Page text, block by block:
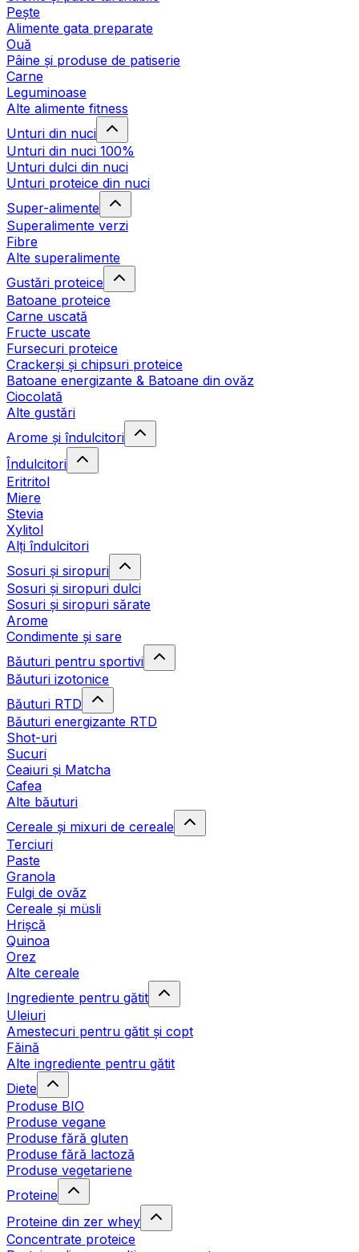
Pește
Alimente gata preparate
Ouă
Pâine și produse de patiserie
Carne
Leguminoase
Alte alimente fitness
Unturi din nuci
Unturi din nuci 100%
Unturi dulci din nuci
Unturi proteice din nuci
Super-alimente
Superalimente verzi
Fibre
Alte superalimente
Gustări proteice
Batoane proteice
Carne uscată
Fructe uscate
Fursecuri proteice
Crackerși și chipsuri proteice
Batoane energizante & Batoane din ovăz
Ciocolată
Alte gustări
Arome și îndulcitori
Îndulcitori
Eritritol
Miere
Stevia
Xylitol
Alți îndulcitori
Sosuri și siropuri
Sosuri și siropuri dulci
Sosuri și siropuri sărate
Arome
Condimente și sare
Băuturi pentru sportivi
Băuturi izotonice
Băuturi RTD
Băuturi energizante RTD
Shot-uri
Sucuri
Ceaiuri și Matcha
Cafea
Alte băuturi
Cereale și mixuri de cereale
Terciuri
Paste
Granola
Fulgi de ovăz
Cereale și müsli
Hrișcă
Quinoa
Orez
Alte cereale
Ingrediente pentru gătit
Uleiuri
Amestecuri pentru gătit și copt
Făină
Alte ingrediente pentru gătit
Diete
Produse BIO
Produse vegane
Produse fără gluten
Produse fără lactoză
Produse vegetariene
Proteine
Proteine din zer whey
Concentrate proteice